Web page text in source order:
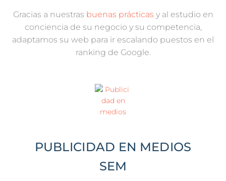
Gracias a nuestras buenas prácticas y al estudio en
conciencia de su negocio y su competencia,
adaptamos su web para ir escalando puestos en el
ranking de Google.
PUBLICIDAD EN MEDIOS
SEM​